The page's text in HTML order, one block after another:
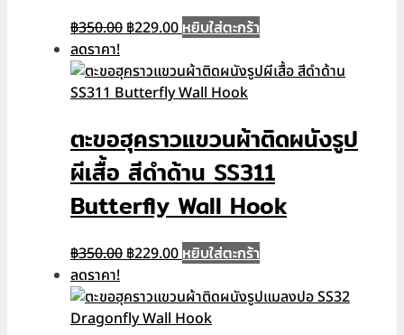
฿350.00 Original
was:
฿350.00.
฿229.00Current
is:
฿229.00.
หยิบใส่ตะกร้า
ลดราคา!
ตะขอฮุคราวแขวนผ้าติดผนังรูป
ผีเสื้อ สีดำด้าน SS311
Butterfly Wall Hook
฿350.00 Original
was:
฿350.00.
฿229.00Current
is:
฿229.00.
หยิบใส่ตะกร้า
ลดราคา!